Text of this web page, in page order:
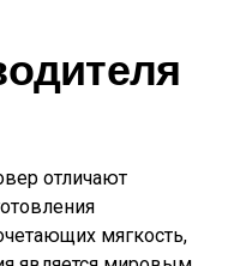
отличают
мягкость,